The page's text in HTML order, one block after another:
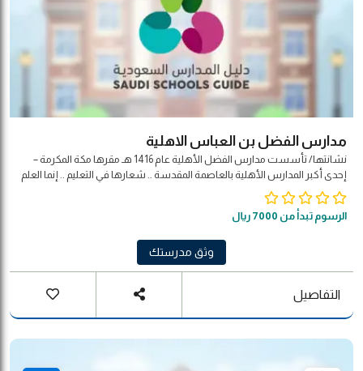
مدارس الفضل بن العباس الاهلية
نشانتها/ تأسست مدارس الفضل الأهلية عام 1416 هـ مقرها مكة المكرمة –
إحدى أكبر المدارس الأهلية بالعاصمة المقدسة .. شعارها في التعليم .. إنما العلم
بالتعلم
الرسوم تبدأ من 7000 ريال
وثق مدرستك
التفاصيل